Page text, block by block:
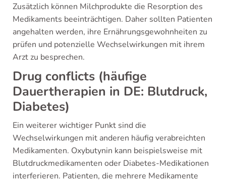
Zusätzlich können Milchprodukte die Resorption des
Medikaments beeinträchtigen. Daher sollten Patienten
angehalten werden, ihre Ernährungsgewohnheiten zu
prüfen und potenzielle Wechselwirkungen mit ihrem
Arzt zu besprechen.
Drug conflicts (häufige
Dauertherapien in DE: Blutdruck,
Diabetes)
Ein weiterer wichtiger Punkt sind die
Wechselwirkungen mit anderen häufig verabreichten
Medikamenten. Oxybutynin kann beispielsweise mit
Blutdruckmedikamenten oder Diabetes-Medikationen
interferieren. Patienten, die mehrere Medikamente